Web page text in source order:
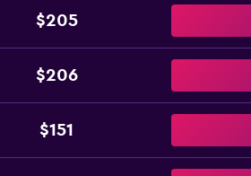
$205
$206
$151